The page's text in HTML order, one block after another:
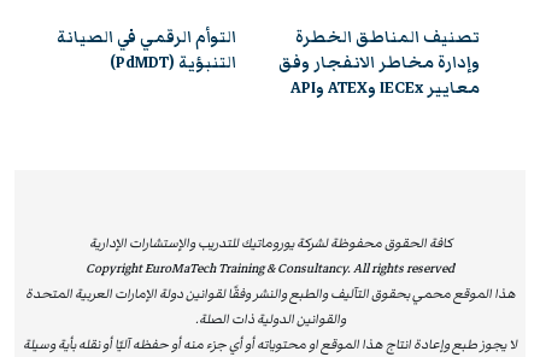
تصنيف المناطق الخطرة
وإدارة مخاطر الانفجار وفق
معايير IECEx وATEX وAPI
التوأم الرقمي في الصيانة
التنبؤية (PdMDT)
كافة الحقوق محفوظة لشركة يوروماتيك للتدريب والإستشارات الإدارية
Copyright EuroMaTech Training & Consultancy. All rights reserved
هذا الموقع محمي بحقوق التآليف والطبع والنشر وفقًا لقوانين دولة الإمارات العربية المتحدة
والقوانين الدولية ذات الصلة.
لا يجوز طبع وإعادة انتاج هذا الموقع او محتوياته أو أي جزء منه أو حفظه آليًا أو نقله بأية وسيلة